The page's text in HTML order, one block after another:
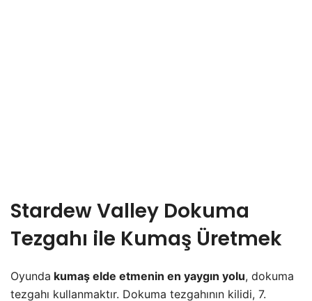
Stardew Valley Dokuma
Tezgahı ile Kumaş Üretmek
Oyunda kumaş elde etmenin en yaygın yolu, dokuma
tezgahı kullanmaktır. Dokuma tezgahının kilidi, 7.